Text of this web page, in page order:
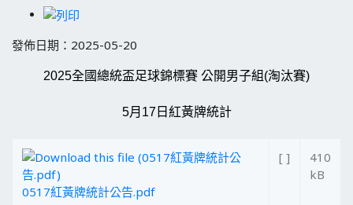
發佈日期：2025-05-20
2025全國總統盃足球錦標賽 公開男子組(淘汰賽)
5月17日紅黃牌統計
0517紅黃牌統計公告.pdf
[ ]
410
kB